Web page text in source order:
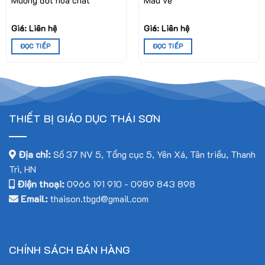
Bộ thiết bị bao gồm:
aptomat
loại 2 tiếp điểm, 250V-10A
02 công
tắc đơn
chất liệu nhựa, kích thước (35×50)mm
02 công
tắc đảo
chiều
01 ổ
cắm
ổ cắm đôi, 250V-10A
đèn
Giá: Liên hệ
ĐỌC TIẾP
Giá: Liên hệ
ĐỌC TIẾP
THIẾT BỊ GIÁO DỤC THÁI SƠN
Địa chỉ:Số 37 NV 5, Tổng cục 5, Yên Xá, Tân triều, Thanh
Trì, HN
Điện thoại:0966 191 910 -0989 843 898
Email:thaison.tbgd@gmail.com
CHÍNH SÁCH BÁN HÀNG